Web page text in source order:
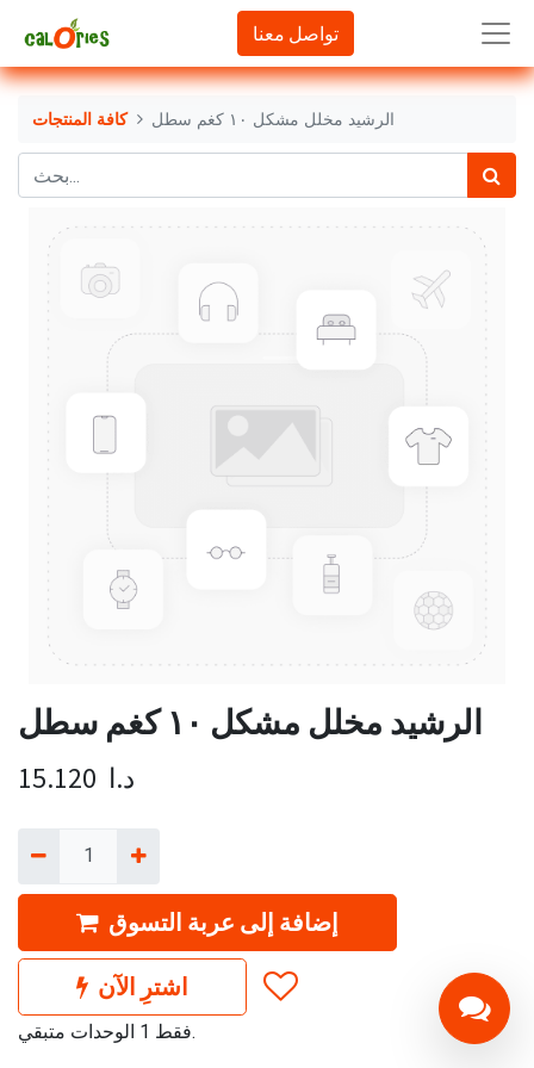
تواصل معنا
كافة المنتجات الرشيد مخلل مشكل ١٠ كغم سطل
الرشيد مخلل مشكل ١٠ كغم سطل
15.120 د.ا
إضافة إلى عربة التسوق
اشترِ الآن
فقط 1 الوحدات متبقي.